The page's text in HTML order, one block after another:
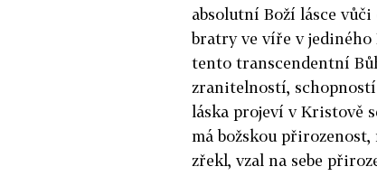
absolutní Boží lásce
bratry ve víře v jediného
tento transcendentní
zranitelností,
láska projeví v Kristově
má božskou přirozenost,
zřekl, vzal na sebe